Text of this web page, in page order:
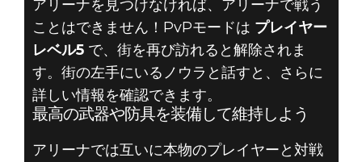
で、順調なスタ
ートを切りまし
ょう！
アリーナを見つけなければ、アリーナで戦う
ことはできません！PvPモードは プレイヤー
レベル5で、街を再び訪れると解除されま
す。街の左手にいるノウラと話すと、さらに
詳しい情報を確認できます。
最高の武器や防具を装備して維持しよう
アリーナでは互いに本物のプレイヤーと対戦